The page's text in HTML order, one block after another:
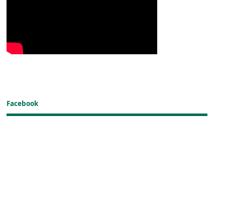
Facebook